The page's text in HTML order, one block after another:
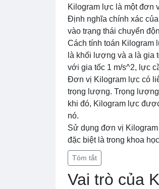
Kilogram lực là một đơn
Định nghĩa chính xác
vào trạng thái chuyển
Cách tính toán Kilogram
là khối lượng và a là gia
với gia tốc 1 m/s^2, lực
Đơn vị Kilogram lực có
trọng lượng. Trọng
khi đó, Kilogram lực
nó.
Sử dụng đơn vị
đặc biệt là trong khoa
Tóm tắt
Vai trò của